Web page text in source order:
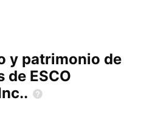
y patrimonio de
ESCO